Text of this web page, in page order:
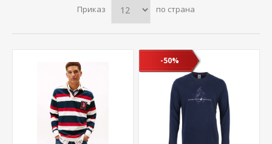
Приказ по страна
-50%